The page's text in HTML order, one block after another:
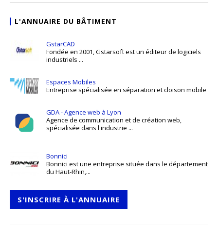
L'ANNUAIRE DU BÂTIMENT
GstarCAD
Fondée en 2001, Gstarsoft est un éditeur de logiciels
industriels ...
Espaces Mobiles
Entreprise spécialisée en séparation et cloison mobile
GDA - Agence web à Lyon
Agence de communication et de création web,
spécialisée dans l'industrie ...
Bonnici
Bonnici est une entreprise située dans le département
du Haut-Rhin,...
S'INSCRIRE À L'ANNUAIRE